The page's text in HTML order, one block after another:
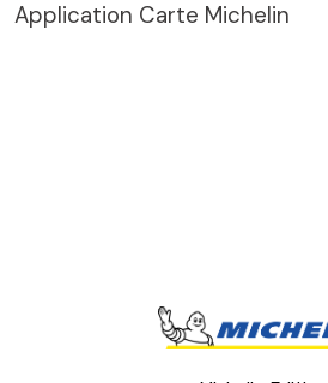
Application Carte Michelin